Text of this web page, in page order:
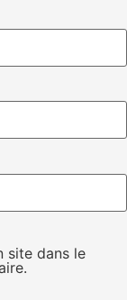
site dans le